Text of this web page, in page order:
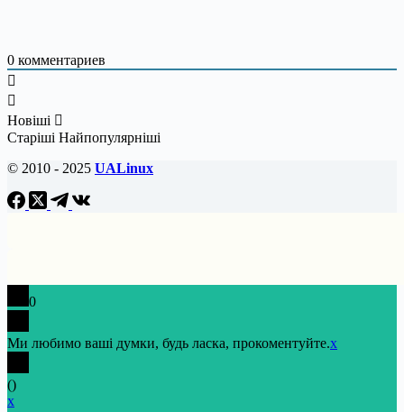
0 комментариев
Новіші
Старіші Найпопулярніші
© 2010 - 2025 UALinux
0
Ми любимо ваші думки, будь ласка, прокоментуйте.x
()
x